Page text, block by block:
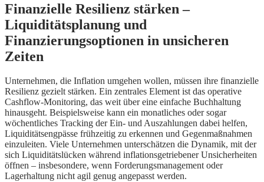
Finanzielle Resilienz stärken –
Liquiditätsplanung und
Finanzierungsoptionen in unsicheren
Zeiten
Unternehmen, die Inflation umgehen wollen, müssen ihre finanzielle
Resilienz gezielt stärken. Ein zentrales Element ist das operative
Cashflow-Monitoring, das weit über eine einfache Buchhaltung
hinausgeht. Beispielsweise kann ein monatliches oder sogar
wöchentliches Tracking der Ein- und Auszahlungen dabei helfen,
Liquiditätsengpässe frühzeitig zu erkennen und Gegenmaßnahmen
einzuleiten. Viele Unternehmen unterschätzen die Dynamik, mit der
sich Liquiditätslücken während inflationsgetriebener Unsicherheiten
öffnen – insbesondere, wenn Forderungsmanagement oder
Lagerhaltung nicht agil genug angepasst werden.